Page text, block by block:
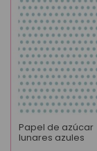
Papel de azúcar
lunares azules